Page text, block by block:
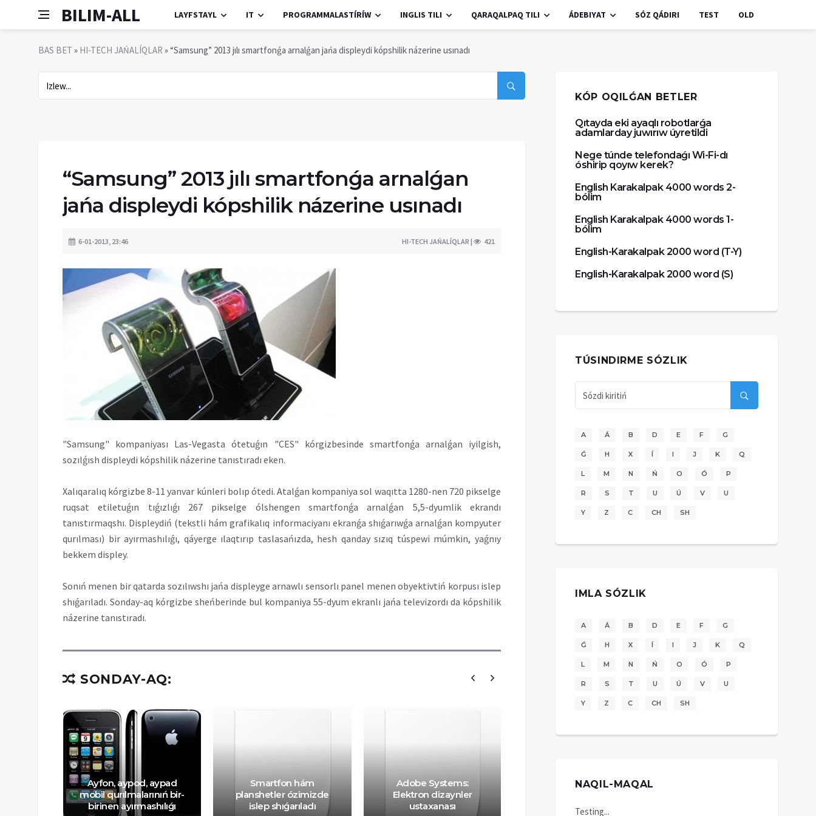
BILIM-ALL LAYFSTAYL IT PROGRAMMALASTÍRÍW INGLIS TILI QARAQALPAQ TILI ÁDEBIYAT SÓZ QÁDIRI TEST OLD
BAS BET » HI-TECH JAŃALÍQLAR » “Samsung” 2013 jılı smartfonǵa arnalǵan jańa displeydi kópshilik názerine usınadı
“Samsung” 2013 jılı smartfonǵa arnalǵan
jańa displeydi kópshilik názerine usınadı
6-01-2013, 23:46 HI-TECH JAŃALÍQLAR | 421
"Samsung" kompaniyası Las-Vegasta ótetuǵın "CES" kórgizbesinde smartfonǵa arnalǵan iyilgish,
sozılǵısh displeydi kópshilik názerine tanıstıradı eken.
Xalıqaralıq kórgizbe 8-11 yanvar kúnleri bolıp ótedi. Atalǵan kompaniya sol waqıtta 1280-nen 720 pikselge
ruqsat etiletuǵın tıǵızlıǵı 267 pikselge ólshengen smartfonǵa arnalǵan 5,5-dyumlik ekrandı
tanıstırmaqshı. Displeydiń (tekstli hám grafikalıq informaciyanı ekranǵa shıǵarıwǵa arnalǵan kompyuter
qurılması) bir ayırmashılıǵı, qáyerge ılaqtırıp taslasańızda, hesh qanday sızıq túspewi múmkin, yaǵnıy
bekkem displey.
Sonıń menen bir qatarda sozılıwshı jańa displeyge arnawlı sensorlı panel menen obyektivtiń korpusı islep
shıǵarıladı. Sonday-aq kórgizbe sheńberinde bul kompaniya 55-dyum ekranlı jańa televizordı da kópshilik
názerine tanıstıradı.
SONDAY-AQ:
Ayfon, aypod, aypad
mobil qurılmalarınıń bir-
birinen ayırmashılıǵı
Smartfon hám
planshetler ózimizde
islep shıǵarıladı
Adobe Systems:
Elektron dizaynler
ustaxanası
sistemasınan nelerdi
Windowstıń ózge ...
KÓP OQILǴAN BETLER
Qıtayda eki ayaqlı robotlarǵa
adamlarday juwırıw úyretildi
Nege túnde telefondaǵı Wi-Fi-dı
óshirip qoyıw kerek?
English Karakalpak 4000 words 2-
bólim
English Karakalpak 4000 words 1-
bólim
English-Karakalpak 2000 word (T-Y)
English-Karakalpak 2000 word (S)
TÚSINDIRME SÓZLIK
A Á B D E F G
Ǵ H X Í I J K Q
L M N Ń O Ó P
R S T U Ú V U
Y Z C CH SH
IMLA SÓZLIK
A Á B D E F G
Ǵ H X Í I J K Q
L M N Ń O Ó P
R S T U Ú V U
Y Z C CH SH
NAQIL-MAQAL
Testing...